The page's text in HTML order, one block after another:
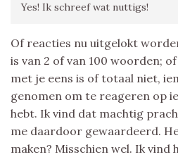
Yes! Ik schreef wat nuttigs!
Of reacties nu uitgelokt
is van 2 of van 100 woorden;
met je eens is of totaal niet,
genomen om te reageren op
hebt. Ik vind dat machtig
me daardoor gewaardeerd.
maken? Misschien wel. Ik vind